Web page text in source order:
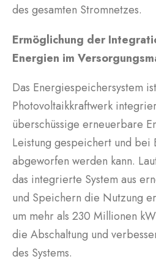
des gesamten Stromnetzes.
Ermöglichung der
Energien im
Das Energiespeichersystem
Photovoltaikkraftwerk
überschüssige erneuerbare
Leistung gespeichert und bei
abgeworfen werden kann.
das integrierte System aus
und Speichern die Nutzung
um mehr als 230 Millionen
die Abschaltung und
des Systems.